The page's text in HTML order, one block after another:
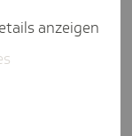
in
ihrer
anzeigen